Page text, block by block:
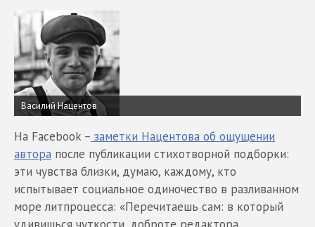
Василий Нацентов
На Facebook – заметки Нацентова об ощущении
автора после публикации стихотворной подборки:
эти чувства близки, думаю, каждому, кто
испытывает социальное одиночество в разливанном
море литпроцесса: «Перечитаешь сам: в который